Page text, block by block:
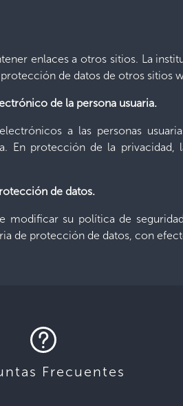
enlaces a otros sitios. La
de datos de otros sitios
de la persona usuaria.
a las personas
En protección de la
de datos.
modificar su política de
de protección de datos, con
Frecuentes